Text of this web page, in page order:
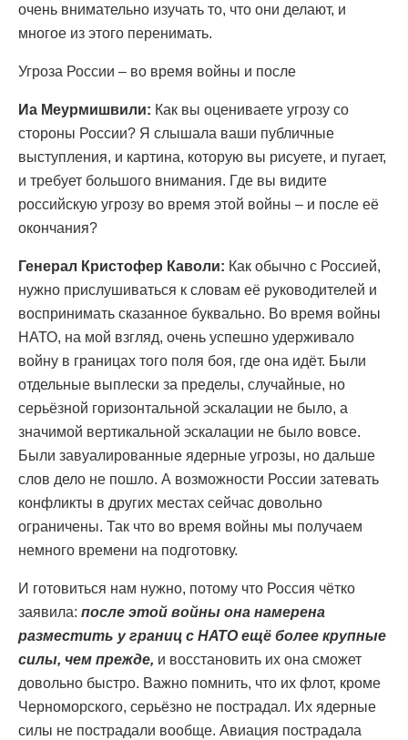
очень внимательно изучать то, что они делают, и
многое из этого перенимать.
Угроза России – во время войны и после
Иа Меурмишвили: Как вы оцениваете угрозу со
стороны России? Я слышала ваши публичные
выступления, и картина, которую вы рисуете, и пугает,
и требует большого внимания. Где вы видите
российскую угрозу во время этой войны – и после её
окончания?
Генерал Кристофер Каволи: Как обычно с Россией,
нужно прислушиваться к словам её руководителей и
воспринимать сказанное буквально. Во время войны
НАТО, на мой взгляд, очень успешно удерживало
войну в границах того поля боя, где она идёт. Были
отдельные выплески за пределы, случайные, но
серьёзной горизонтальной эскалации не было, а
значимой вертикальной эскалации не было вовсе.
Были завуалированные ядерные угрозы, но дальше
слов дело не пошло. А возможности России затевать
конфликты в других местах сейчас довольно
ограничены. Так что во время войны мы получаем
немного времени на подготовку.
И готовиться нам нужно, потому что Россия чётко
заявила: после этой войны она намерена
разместить у границ с НАТО ещё более крупные
силы, чем прежде, и восстановить их она сможет
довольно быстро. Важно помнить, что их флот, кроме
Черноморского, серьёзно не пострадал. Их ядерные
силы не пострадали вообще. Авиация пострадала